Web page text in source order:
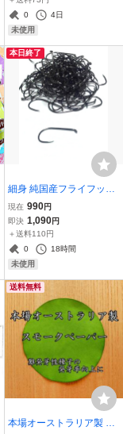
り
0
4日
未使用
本日終了
細身 純国産フライフック
#14 バーブレス100本セッ
ト
現在 990円
即決 1,090円
＋送料110円
0
18時間
未使用
送料無料
本場オーストラリア製 ス